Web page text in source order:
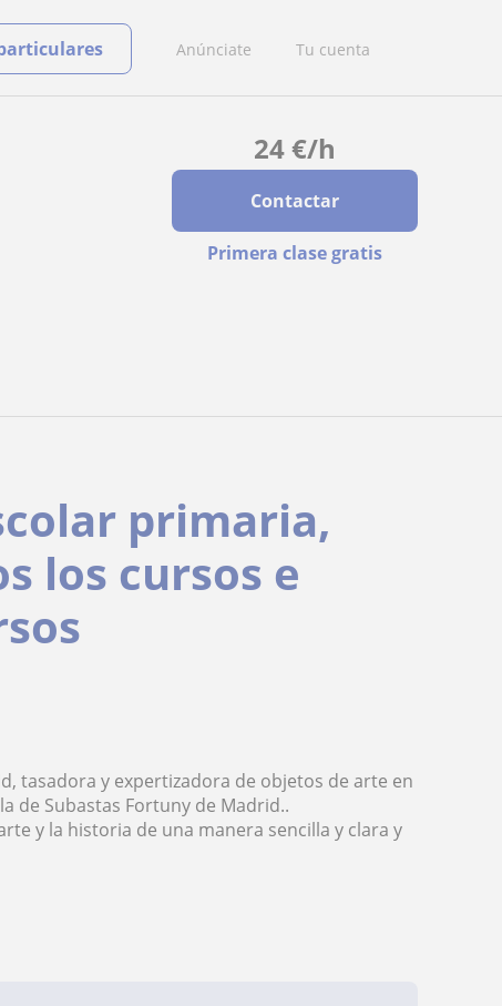
Anúnciate Tu cuenta
24€/h
Contactar
Primera clase gratis
primaria,
los cursos e
tasadora y expertizadora de objetos de arte en
de Subastas Fortuny de Madrid..
y la historia de una manera sencilla y clara y